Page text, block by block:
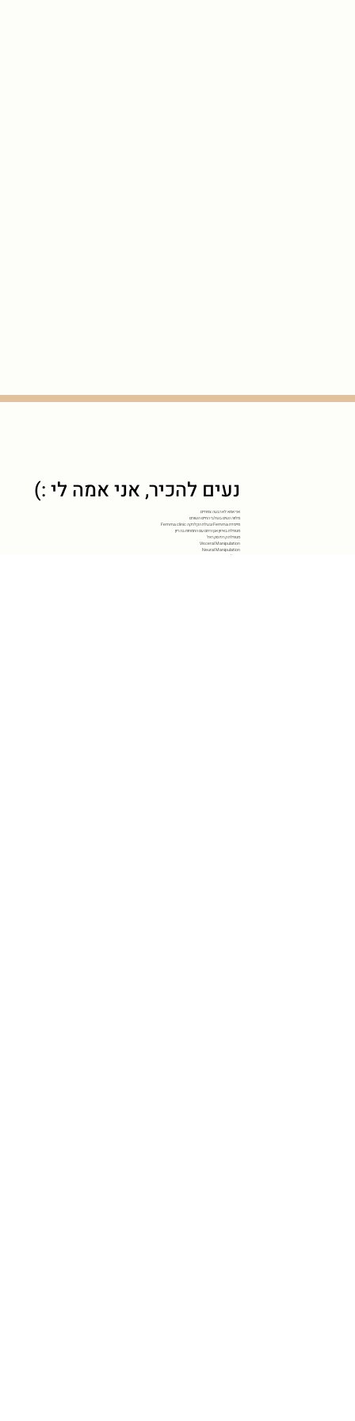
נעים להכיר, אני אמה לי :)
אני אמא לארבעה צמודים.
מלווה נשים בשלבי החיים השונים
מייסדת Femma ובעלת הקלניקה Femma clinic
מטפלת באיזון אגן ורחם עם התמחות בהריון
מטפלת קרניו סקראל
Visceral Manipulation
Neural Manipulation
מטפלת סובאדה הריון